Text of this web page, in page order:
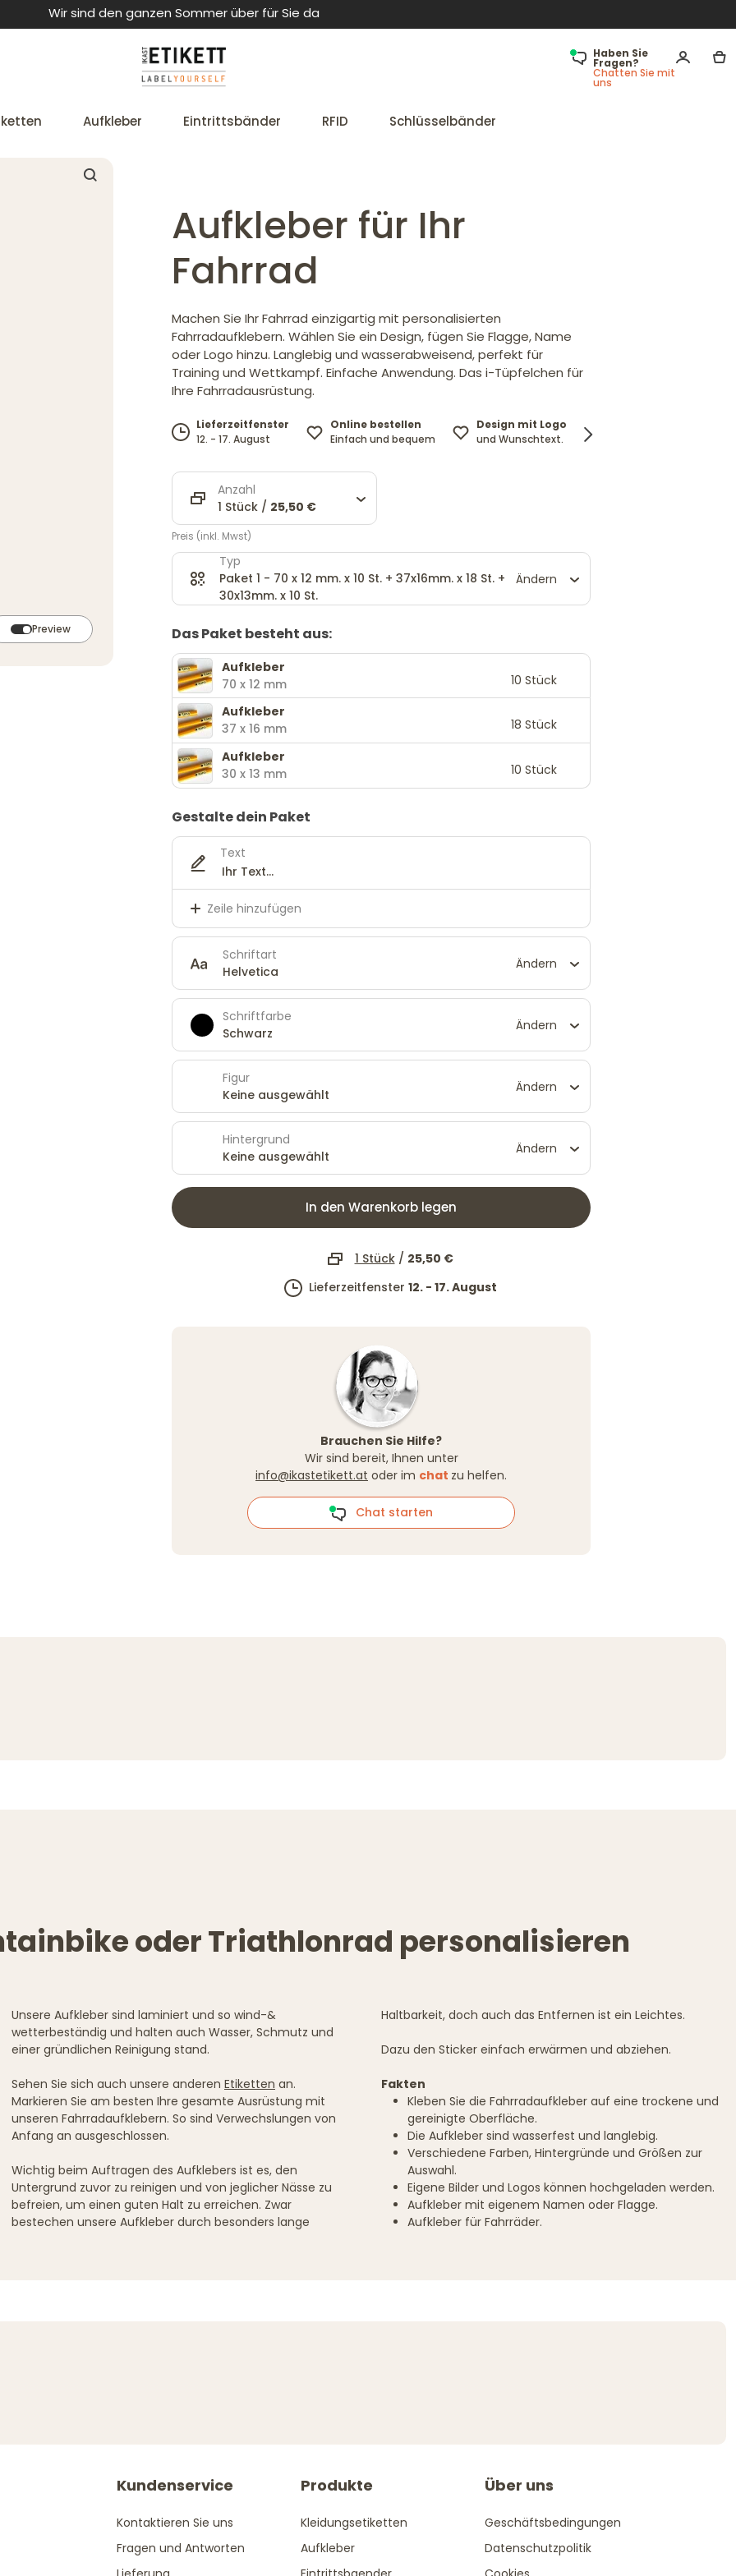
Wir sind den ganzen Sommer über für Sie da
Haben Sie
Fragen?
Chatten Sie mit
uns
Aufkleber Eintrittsbänder RFID Schlüsselbänder
Preview
Aufkleber für Ihr
Fahrrad
Machen Sie Ihr Fahrrad einzigartig mit personalisierten
Fahrradaufklebern. Wählen Sie ein Design, fügen Sie Flagge, Name
oder Logo hinzu. Langlebig und wasserabweisend, perfekt für
Training und Wettkampf. Einfache Anwendung. Das i-Tüpfelchen für
Ihre Fahrradausrüstung.
Lieferzeitfenster
12. - 17. August
Online bestellen
Einfach und bequem
Design mit Logo
und Wunschtext.
Anzahl
1 Stück / 25,50 €
Preis (inkl. Mwst)
Typ
Paket 1 - 70 x 12 mm. x 10 St. + 37x16mm. x 18 St. +
30x13mm. x 10 St.
Ändern
Das Paket besteht aus:
Aufkleber
70 x 12 mm
10 Stück
Aufkleber
37 x 16 mm
18 Stück
Aufkleber
30 x 13 mm
10 Stück
Gestalte dein Paket
Text
Zeile hinzufügen
Schriftart
Helvetica
Ändern
Schriftfarbe
Schwarz
Ändern
Figur
Keine ausgewählt
Ändern
Hintergrund
Keine ausgewählt
Ändern
In den Warenkorb legen
1 Stück/ 25,50 €
Lieferzeitfenster 12. - 17. August
Brauchen Sie Hilfe?
Wir sind bereit, Ihnen unter
info@ikastetikett.at oder im chat zu helfen.
Chat starten
oder Triathlonrad personalisieren
Unsere Aufkleber sind laminiert und so wind-&
wetterbeständig und halten auch Wasser, Schmutz und
einer gründlichen Reinigung stand.
Sehen Sie sich auch unsere anderen Etiketten an.
Markieren Sie am besten Ihre gesamte Ausrüstung mit
unseren Fahrradaufklebern. So sind Verwechslungen von
Anfang an ausgeschlossen.
Wichtig beim Auftragen des Aufklebers ist es, den
Untergrund zuvor zu reinigen und von jeglicher Nässe zu
befreien, um einen guten Halt zu erreichen. Zwar
bestechen unsere Aufkleber durch besonders lange
Haltbarkeit, doch auch das Entfernen ist ein Leichtes.
Dazu den Sticker einfach erwärmen und abziehen.
Fakten
Kleben Sie die Fahrradaufkleber auf eine trockene und
gereinigte Oberfläche.
Die Aufkleber sind wasserfest und langlebig.
Verschiedene Farben, Hintergründe und Größen zur
Auswahl.
Eigene Bilder und Logos können hochgeladen werden.
Aufkleber mit eigenem Namen oder Flagge.
Aufkleber für Fahrräder.
Kundenservice
Kontaktieren Sie uns
Fragen und Antworten
Produkte
Kleidungsetiketten
Aufkleber
Über uns
Geschäftsbedingungen
Datenschutzpolitik